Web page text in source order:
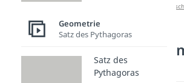
Vierecken
Geometrie
Satz des Pythagoras
Satz des
Pythagoras